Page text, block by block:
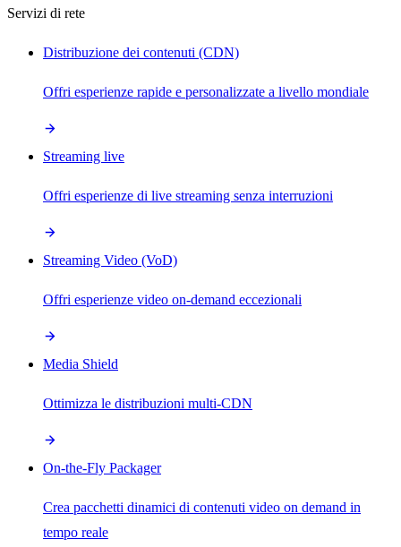
Servizi di rete
Distribuzione dei contenuti (CDN)
Offri esperienze rapide e personalizzate a livello mondiale
Streaming live
Offri esperienze di live streaming senza interruzioni
Streaming Video (VoD)
Offri esperienze video on-demand eccezionali
Media Shield
Ottimizza le distribuzioni multi-CDN
On-the-Fly Packager
Crea pacchetti dinamici di contenuti video on demand in
tempo reale